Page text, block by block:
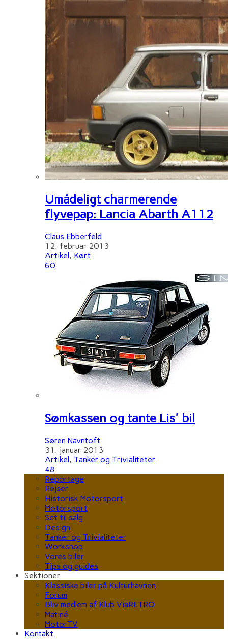
Umådeligt charmerende
flyvepap: Lancia Abarth A112
Claus Ebberfeld
12. februar 2013
Artikel, Kørt
60
Sømkassen og tante Lis' bil
Søren Navntoft
31. januar 2013
Artikel, Tanker og Trivialiteter
48
Reportage
Rejser
Historisk Motorsport
Motorsport
Set til salg
Design
Tanker og Trivialiteter
Workshop
Vores biler
Tips og guides
Sektioner
Klassiske biler på Kulturhavnen
Forum
Bliv medlem af Klub ViaRETRO
Matiné
MotorTV
Kontakt